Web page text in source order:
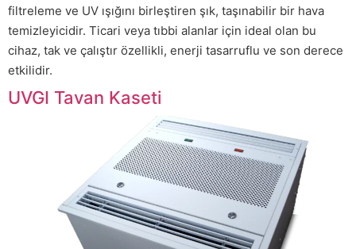
filtreleme ve UV ışığını birleştiren şık, taşınabilir bir hava
temizleyicidir. Ticari veya tıbbi alanlar için ideal olan bu
cihaz, tak ve çalıştır özellikli, enerji tasarruflu ve son derece
etkilidir.
UVGI Tavan Kaseti